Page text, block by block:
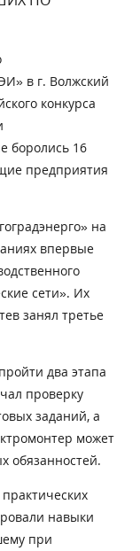
в г. Волжский
конкурса
боролись 16
предприятия
на
впервые
сети». Их
занял третье
два этапа
проверку
заданий, а
может
обязанностей.
навыки
при